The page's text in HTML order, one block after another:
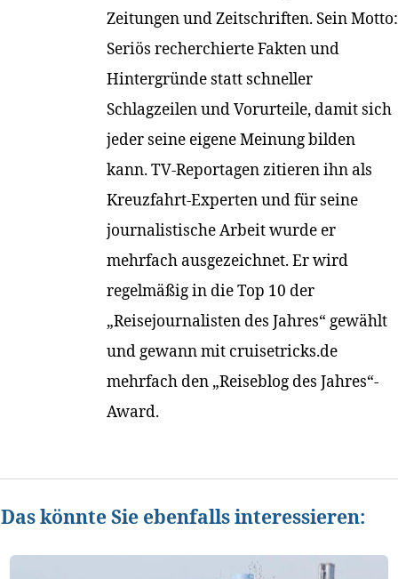
Zeitungen und Zeitschriften. Sein Motto:
Seriös recherchierte Fakten und
Hintergründe statt schneller
Schlagzeilen und Vorurteile, damit sich
jeder seine eigene Meinung bilden
kann. TV-Reportagen zitieren ihn als
Kreuzfahrt-Experten und für seine
journalistische Arbeit wurde er
mehrfach ausgezeichnet. Er wird
regelmäßig in die Top 10 der
„Reisejournalisten des Jahres“ gewählt
und gewann mit cruisetricks.de
mehrfach den „Reiseblog des Jahres“-
Award.
Das könnte Sie ebenfalls interessieren: